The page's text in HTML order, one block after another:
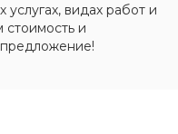
видах работ и
стоимость и